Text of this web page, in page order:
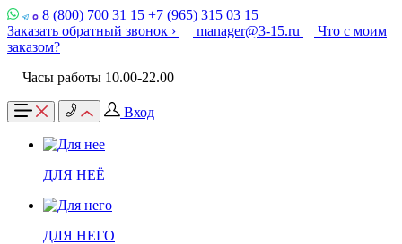
8 (800) 700 31 15 +7 (965) 315 03 15
Заказать обратный звонок ›
manager@3-15.ru
Что с моим
заказом?
Часы работы 10.00-22.00
Вход
ДЛЯ НЕЁ
ДЛЯ НЕГО